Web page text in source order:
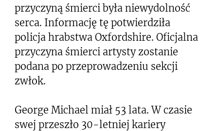
przyczyną śmierci była niewydolność
serca. Informację tę potwierdziła
policja hrabstwa Oxfordshire. Oficjalna
przyczyna śmierci artysty zostanie
podana po przeprowadzeniu sekcji
zwłok.
George Michael miał 53 lata. W czasie
swej przeszło 30-letniej kariery